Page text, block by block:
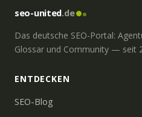
seo-united.de
Das deutsche SEO-Portal:
Glossar und Community — seit
ENTDECKEN
SEO-Blog